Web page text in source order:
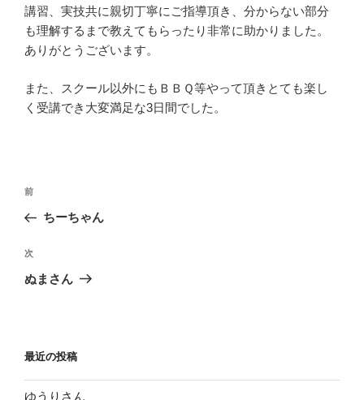
講習、実技共に親切丁寧にご指導頂き、分からない部分
も理解するまで教えてもらったり非常に助かりました。
ありがとうございます。
また、スクール以外にもＢＢＱ等やって頂きとても楽し
く受講でき大変満足な3日間でした。
投
ビ
ゲ
ン
過
去
投
稿
前
ちーちゃん
次
の
次
ぬまさん
最近の投稿
ゆうりさん